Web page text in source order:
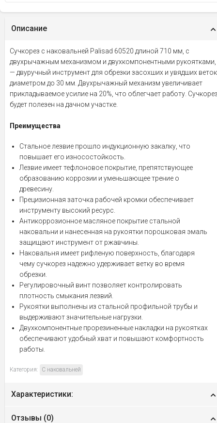
Описание
Сучкорез с наковальней Palisad 60520 длиной 710 мм, с
двухрычажным механизмом и двухкомпонентными рукоятками,
— двуручный инструмент для обрезки засохших и увядших веток
диаметром до 30 мм. Двухрычажный механизм увеличивает
прикладываемое усилие на 20%, что облегчает работу.
будет полезен на дачном участке.
Преимущества
Стальное лезвие прошло индукционную закалку, что
повышает его износостойкость.
Лезвие имеет тефлоновое покрытие, препятствующее
образованию коррозии и уменьшающее трение о
древесину.
Прецизионная заточка рабочей кромки обеспечивает
инструменту высокий ресурс.
Антикоррозионное масляное покрытие стальной
наковальни и нанесенная на рукоятки порошковая эмаль
защищают инструмент от ржавчины.
Наковальня имеет рифленую поверхность, благодаря
чему сучкорез надежно удерживает ветку во время
обрезки.
Регулировочный винт позволяет контролировать
плотность смыкания лезвий.
Рукоятки выполнены из стальной профильной трубы и
выдерживают значительные нагрузки.
Двухкомпонентные прорезиненные накладки на рукоятках
обеспечивают удобный хват и повышают комфортность
работы.
Категория: С наковальней
Характеристики:
Отзывы (0)